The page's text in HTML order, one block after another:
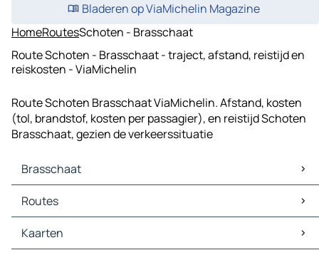
Bladeren op ViaMichelin Magazine
HomeRoutesSchoten - Brasschaat
Route Schoten - Brasschaat - traject, afstand, reistijd en
reiskosten - ViaMichelin
Route Schoten Brasschaat ViaMichelin. Afstand, kosten
(tol, brandstof, kosten per passagier), en reistijd Schoten
Brasschaat, gezien de verkeerssituatie
Brasschaat
Brasschaat Kaarten
Brasschaat Verkeer
Brasschaat Hotels
Brasschaat Restaurants
Routes
Routes Brasschaat - Antwerpen
Routes Brasschaat - Sint-Niklaas
Kaarten